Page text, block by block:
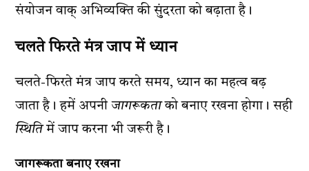
संयोजन वाक् अभिव्यक्ति की सुंदरता को बढ़ाता है।
चलते फिरते मंत्र जाप में ध्यान
चलते-फिरते मंत्र जाप करते समय, ध्यान का महत्व बढ़
जाता है। हमें अपनीजागरूकताको बनाए रखना होगा। सही
स्थितिमें जाप करना भी जरूरी है।
जागरूकता बनाए रखना